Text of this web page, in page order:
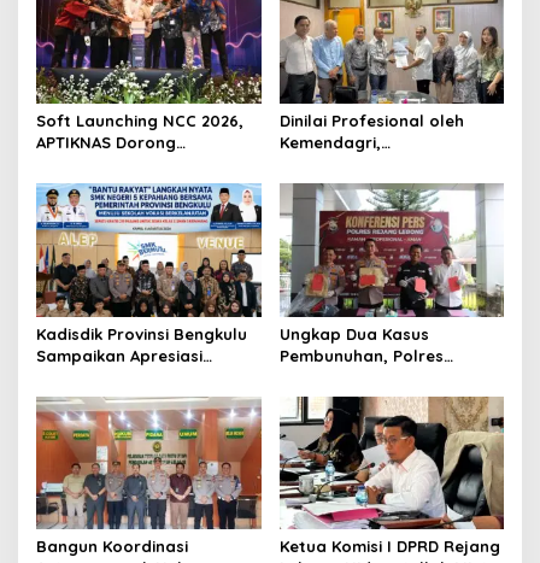
Soft Launching NCC 2026,
APTIKNAS Dorong
Memperkuat Kedaulatan
Digital Indonesia
Dinilai Profesional oleh
Kemendagri,
Solusi Inovatif untuk
Pemerintah Daerah
Kadisdik Provinsi Bengkulu
Sampaikan Apresiasi
Plt. Kepala SMKN 5
Kepahiang Bagikan 215
Sepatu Dan Baju Gratis
Ungkap Dua Kasus
Pembunuhan, Polres
Kronologi dan Motif Para
Tersangka
Bangun Koordinasi
Ketua Komisi I DPRD Rejang